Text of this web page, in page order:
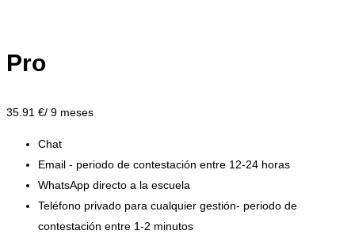
Pro
35.91 €/ 9 meses
Chat
Email - periodo de contestación entre 12-24 horas
WhatsApp directo a la escuela
Teléfono privado para cualquier gestión- periodo de
contestación entre 1-2 minutos